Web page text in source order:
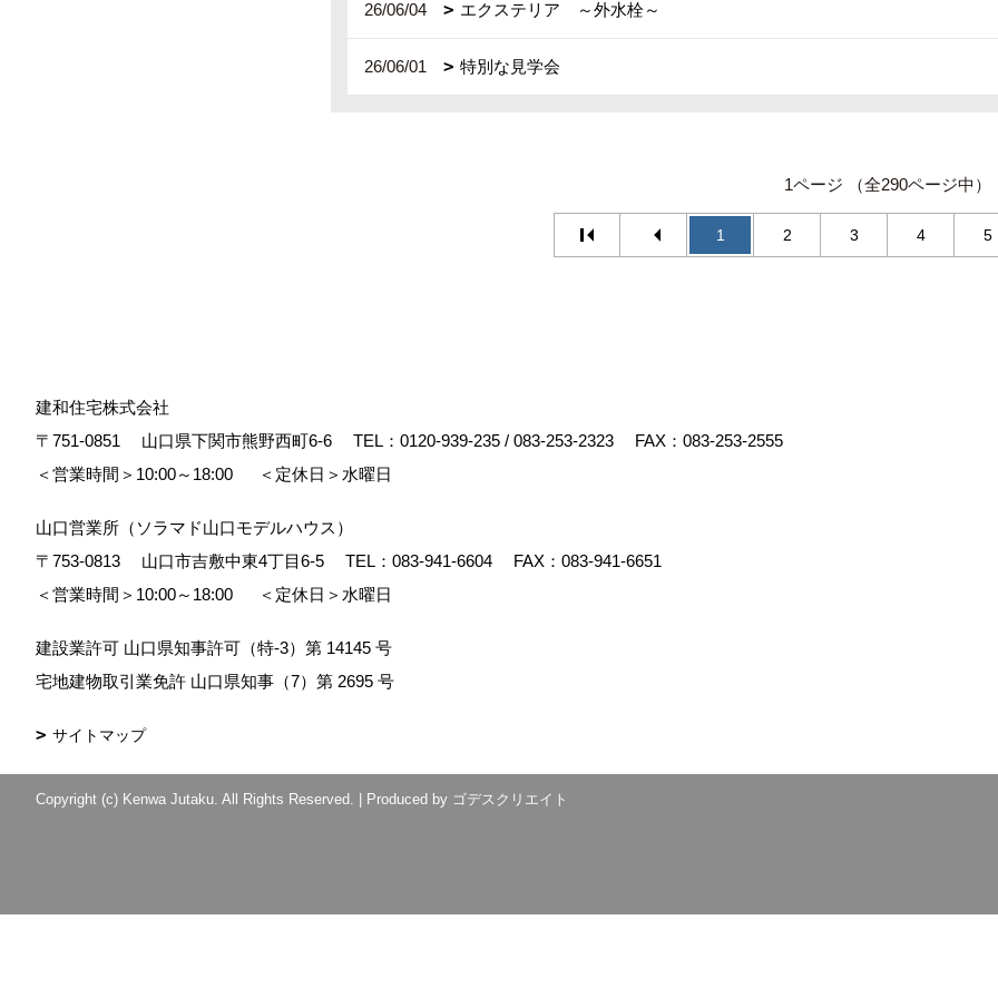
26/06/04 エクステリア ～外水栓～
26/06/01 特別な見学会
1ページ （全290ページ中）
1 2 3 4 5
建和住宅株式会社
〒751-0851
山口県下関市熊野西町6-6 TEL： 0120-939-235 / 083-253-2323
FAX：083-253-2555
＜営業時間＞10:00～18:00
＜定休日＞水曜日
山口営業所（ソラマド山口モデルハウス）
〒753-0813
山口市吉敷中東4丁目6-5 TEL： 083-941-6604
FAX：083-941-6651
＜営業時間＞10:00～18:00
＜定休日＞水曜日
建設業許可 山口県知事許可（特-3）第 14145 号
宅地建物取引業免許 山口県知事（7）第 2695 号
サイトマップ
Copyright (c) Kenwa Jutaku. All Rights Reserved. Produced by ゴデスクリエイト